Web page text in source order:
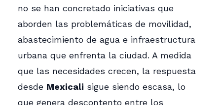
no se han concretado iniciativas que
aborden las problemáticas de movilidad,
abastecimiento de agua e infraestructura
urbana que enfrenta la ciudad. A medida
que las necesidades crecen, la respuesta
desde Mexicali sigue siendo escasa, lo
que genera descontento entre los